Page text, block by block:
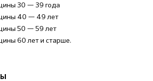
30 — 39 года
40 — 49 лет
50 — 59 лет
60 лет и старше.